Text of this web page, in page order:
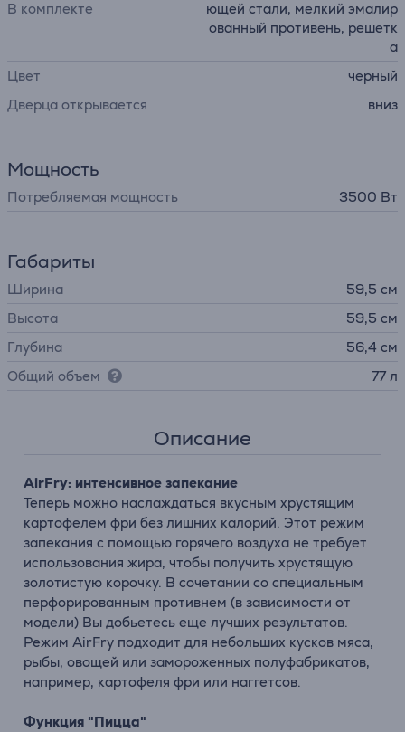
В комплекте
ющей стали, мелкий эмалир
ованный противень, решетк
а
Цвет
черный
Дверца открывается
вниз
Мощность
Потребляемая мощность 3500 Вт
Габариты
Ширина
59,5 см
Высота
59,5 см
Глубина
56,4 см
Общий объем
77 л
Описание
AirFry: интенсивное запекание
Теперь можно наслаждаться вкусным хрустящим
картофелем фри без лишних калорий. Этот режим
запекания с помощью горячего воздуха не требует
использования жира, чтобы получить хрустящую
золотистую корочку. В сочетании со специальным
перфорированным противнем (в зависимости от
модели) Вы добьетесь еще лучших результатов.
Режим AirFry подходит для небольших кусков мяса,
рыбы, овощей или замороженных полуфабрикатов,
например, картофеля фри или наггетсов.
Функция "Пицца"